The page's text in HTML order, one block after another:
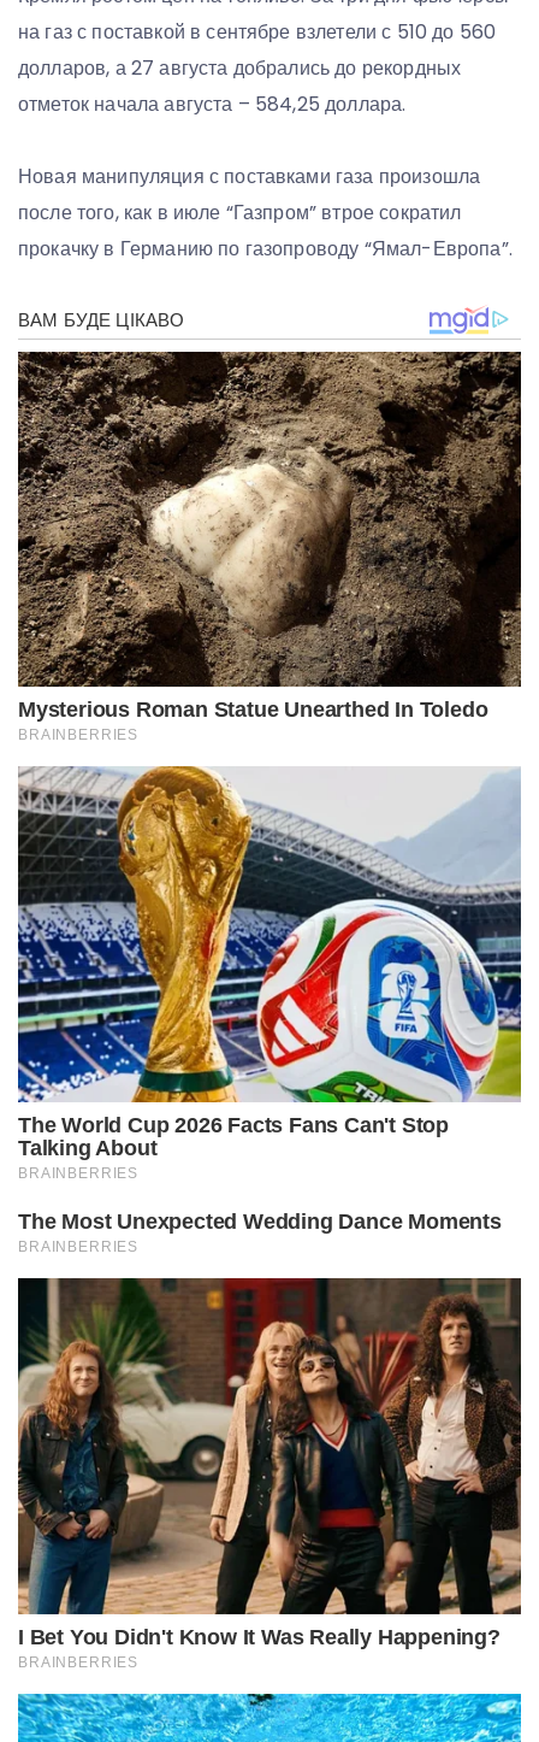
на газ с поставкой в сентябре взлетели с 510 до 560
долларов, а 27 августа добрались до рекордных
отметок начала августа – 584,25 доллара.
Новая манипуляция с поставками газа произошла
после того, как в июле “Газпром” втрое сократил
прокачку в Германию по газопроводу “Ямал-Европа”.